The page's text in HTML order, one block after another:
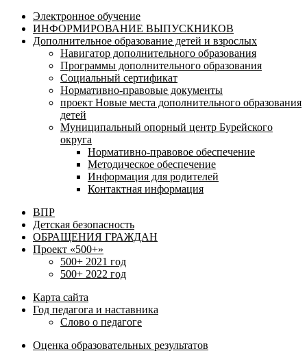
Электронное обучение
ИНФОРМИРОВАНИЕ ВЫПУСКНИКОВ
Дополнительное образование детей и взрослых
Навигатор дополнительного образования
Программы дополнительного образования
Социальный сертификат
Нормативно-правовые документы
проект Новые места дополнительного образования
детей
Муниципальный опорный центр Бурейского
округа
Нормативно-правовое обеспечение
Методическое обеспечение
Информация для родителей
Контактная информация
ВПР
Детская безопасность
ОБРАЩЕНИЯ ГРАЖДАН
Проект «500+»
500+ 2021 год
500+ 2022 год
Карта сайта
Год педагога и наставника
Слово о педагоге
Оценка образовательных результатов